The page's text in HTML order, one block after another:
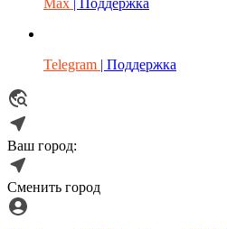
Max | Поддержка
Telegram | Поддержка
Ваш город:
Сменить город